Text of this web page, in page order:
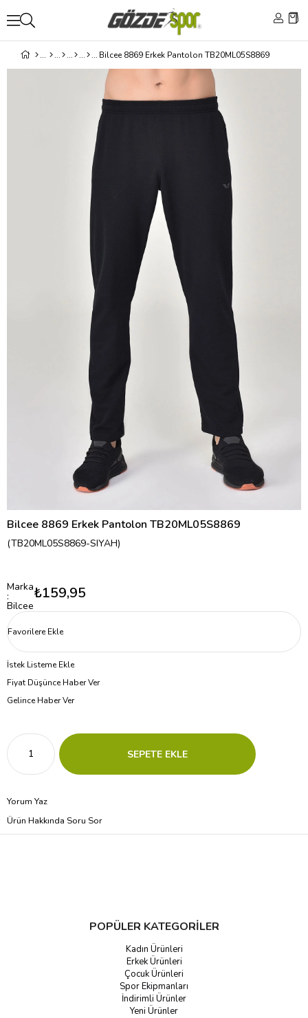
Bilcee 8869 Erkek Pantolon TB20ML05S8869
Bilcee 8869 Erkek Pantolon TB20ML05S8869
(TB20ML05S8869-SIYAH)
Marka
:
Bilcee
₺159,95
Favorilere Ekle
İstek Listeme Ekle
Fiyat Düşünce Haber Ver
Gelince Haber Ver
Yorum Yaz
Ürün Hakkında Soru Sor
POPÜLER KATEGORİLER
Kadın Ürünleri
Erkek Ürünleri
Çocuk Ürünleri
Spor Ekipmanları
İndirimli Ürünler
Yeni Ürünler